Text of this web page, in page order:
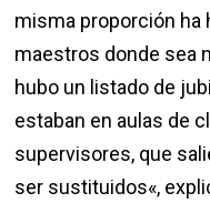
misma proporción ha
maestros donde sea
hubo un listado de
estaban en aulas de
supervisores, que
ser sustituidos«,